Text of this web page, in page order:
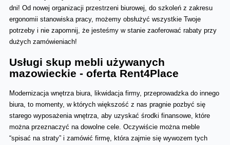
dni! Od nowej organizacji przestrzeni biurowej, do szkoleń z zakresu
ergonomii stanowiska pracy, możemy obsłużyć wszystkie Twoje
potrzeby i nie zapomnij, że jesteśmy w stanie zaoferować rabaty przy
dużych zamówieniach!
Usługi skup mebli używanych
mazowieckie - oferta Rent4Place
Modernizacja wnętrza biura, likwidacja firmy, przeprowadzka do innego
biura, to momenty, w których większość z nas pragnie pozbyć się
starego wyposażenia wnętrza, aby uzyskać środki finansowe, które
można przeznaczyć na dowolne cele. Oczywiście można meble
“spisać na straty” i zamówić firmę, która zajmie się wywozem tych